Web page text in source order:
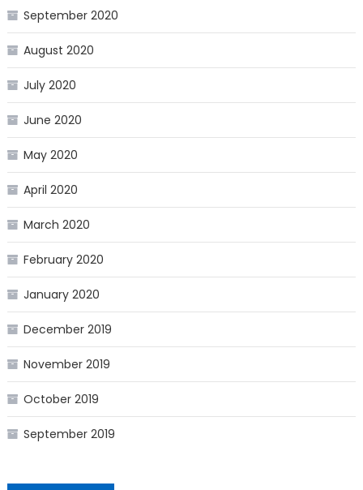
September 2020
August 2020
July 2020
June 2020
May 2020
April 2020
March 2020
February 2020
January 2020
December 2019
November 2019
October 2019
September 2019